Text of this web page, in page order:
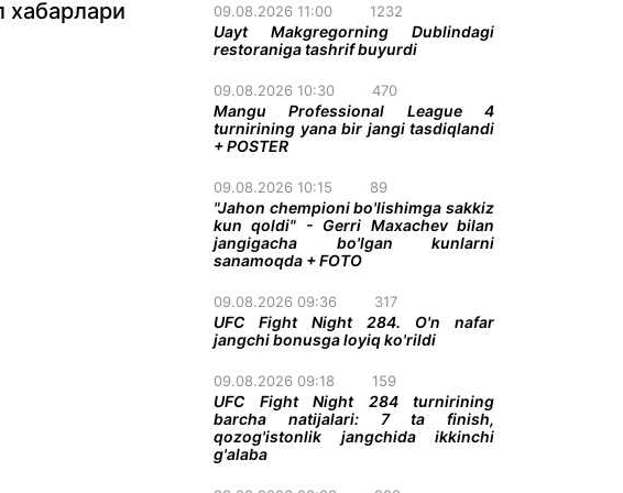
09.08.2026 11:00 1232
Uayt Makgregorning Dublindagi
restoraniga tashrif buyurdi
09.08.2026 10:30 470
Mangu Professional League 4
turnirining yana bir jangi tasdiqlandi
+ POSTER
09.08.2026 10:15 89
"Jahon chempioni bo'lishimga sakkiz
kun qoldi" - Gerri Maxachev bilan
jangigacha bo'lgan kunlarni
sanamoqda + FOTO
09.08.2026 09:36 317
UFC Fight Night 284. O'n nafar
jangchi bonusga loyiq ko'rildi
09.08.2026 09:18 159
UFC Fight Night 284 turnirining
barcha natijalari: 7 ta finish,
qozog'istonlik jangchida ikkinchi
g'alaba